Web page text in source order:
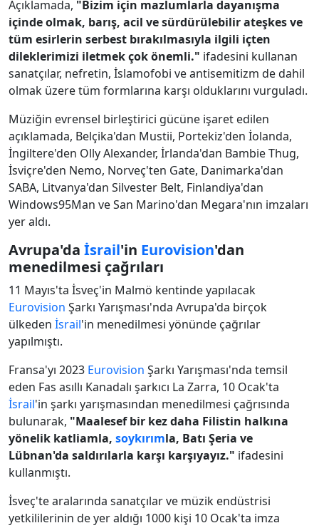
Açıklamada, "Bizim için mazlumlarla dayanışma
içinde olmak, barış, acil ve sürdürülebilir ateşkes ve
tüm esirlerin serbest bırakılmasıyla ilgili içten
dileklerimizi iletmek çok önemli." ifadesini kullanan
sanatçılar, nefretin, İslamofobi ve antisemitizm de dahil
olmak üzere tüm formlarına karşı olduklarını vurguladı.
Müziğin evrensel birleştirici gücüne işaret edilen
açıklamada, Belçika'dan Mustii, Portekiz'den İolanda,
İngiltere'den Olly Alexander, İrlanda'dan Bambie Thug,
İsviçre'den Nemo, Norveç'ten Gate, Danimarka'dan
SABA, Litvanya'dan Silvester Belt, Finlandiya'dan
Windows95Man ve San Marino'dan Megara'nın imzaları
yer aldı.
Avrupa'da İsrail'in Eurovision'dan
menedilmesi çağrıları
11 Mayıs'ta İsveç'in Malmö kentinde yapılacak
Eurovision Şarkı Yarışması'nda Avrupa'da birçok
ülkeden İsrail'in menedilmesi yönünde çağrılar
yapılmıştı.
Fransa'yı 2023 Eurovision Şarkı Yarışması'nda temsil
eden Fas asıllı Kanadalı şarkıcı La Zarra, 10 Ocak'ta
İsrail'in şarkı yarışmasından menedilmesi çağrısında
bulunarak, "Maalesef bir kez daha Filistin halkına
yönelik katliamla, soykırımla, Batı Şeria ve
Lübnan'da saldırılarla karşı karşıyayız." ifadesini
kullanmıştı.
İsveç'te aralarında sanatçılar ve müzik endüstrisi
yetkililerinin de yer aldığı 1000 kişi 10 Ocak'ta imza